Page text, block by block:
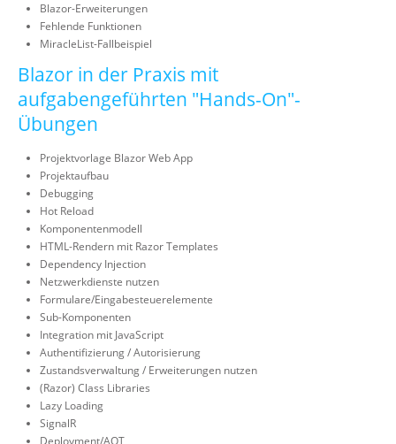
Blazor-Erweiterungen
Fehlende Funktionen
MiracleList-Fallbeispiel
Blazor in der Praxis mit
aufgabengeführten "Hands-On"-
Übungen
Projektvorlage Blazor Web App
Projektaufbau
Debugging
Hot Reload
Komponentenmodell
HTML-Rendern mit Razor Templates
Dependency Injection
Netzwerkdienste nutzen
Formulare/Eingabesteuerelemente
Sub-Komponenten
Integration mit JavaScript
Authentifizierung / Autorisierung
Zustandsverwaltung / Erweiterungen nutzen
(Razor) Class Libraries
Lazy Loading
SignalR
Deployment/AOT